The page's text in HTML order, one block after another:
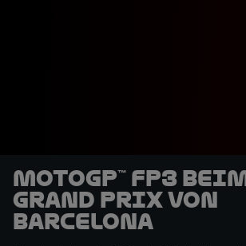
MotoGP™ FP3
Grand Prix von
Barcelona